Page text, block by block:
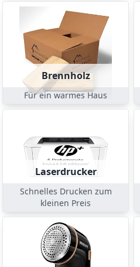
Brennholz
Für ein warmes Haus
Laserdrucker
Schnelles Drucken zum
kleinen Preis